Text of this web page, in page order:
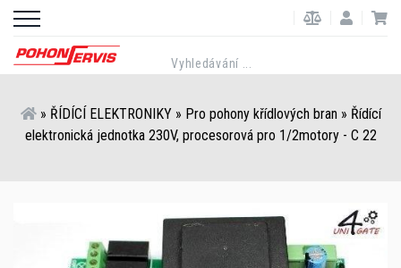
» ŘÍDÍCÍ ELEKTRONIKY» Pro pohony křídlových bran » Řídící
elektronická jednotka 230V, procesorová pro 1/2motory - C 22